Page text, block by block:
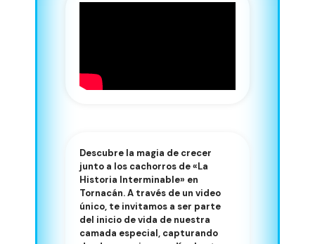
Descubre la magia de crecer
junto a los cachorros de «La
Historia Interminable» en
Tornacán. A través de un video
único, te invitamos a ser parte
del inicio de vida de nuestra
camada especial, capturando